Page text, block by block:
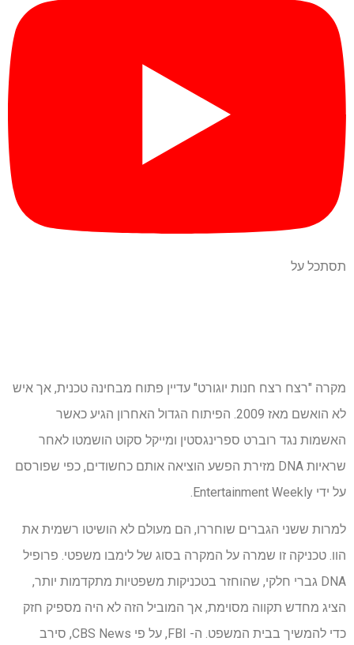
תסתכל על
מקרה "רצח רצח חנות יוגורט" עדיין פתוח מבחינה טכנית, אך איש
לא הואשם מאז 2009. הפיתוח הגדול האחרון הגיע כאשר
האשמות נגד רוברט ספרינגסטין ומייקל סקוט הושמטו לאחר
שראיות DNA מזירת הפשע הוציאה אותם כחשודים, כפי שפורסם
על ידי Entertainment Weekly.
למרות ששני הגברים שוחררו, הם מעולם לא הושיטו רשמית את
הוו. טכניקה זו שמרה על המקרה בסוג של לימבו משפטי. פרופיל
DNA גברי חלקי, שהוחזר בטכניקות משפטיות מתקדמות יותר,
הציג מחדש תקווה מסוימת, אך המוביל הזה לא היה מספיק חזק
כדי להמשיך בבית המשפט. ה- FBI, על פי CBS News, סירב